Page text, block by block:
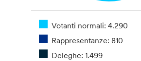
Votanti normali: 4.290
Rappresentanze: 810
Deleghe: 1.499